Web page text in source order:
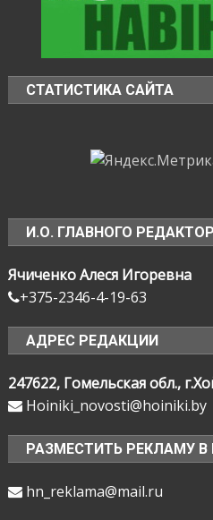
СТАТИСТИКА САЙТА
И.О. ГЛАВНОГО
Ячиченко Алеся Игоревна
+375-2346-4-19-63
АДРЕС РЕДАКЦИИ
247622, Гомельская обл.,
Hoiniki_novosti@hoiniki.by
РАЗМЕСТИТЬ РЕКЛАМУ В
hn_reklama@mail.ru